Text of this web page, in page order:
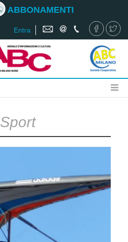
ABBONAMENTI
Entra
Sport